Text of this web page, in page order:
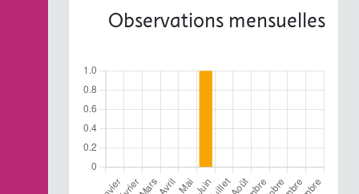
Observations mensuelles